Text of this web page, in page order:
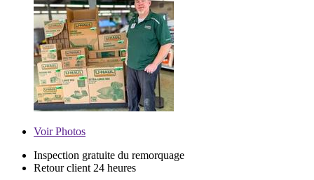
VoirPhotos
Inspection gratuite du remorquage
Retour client 24 heures